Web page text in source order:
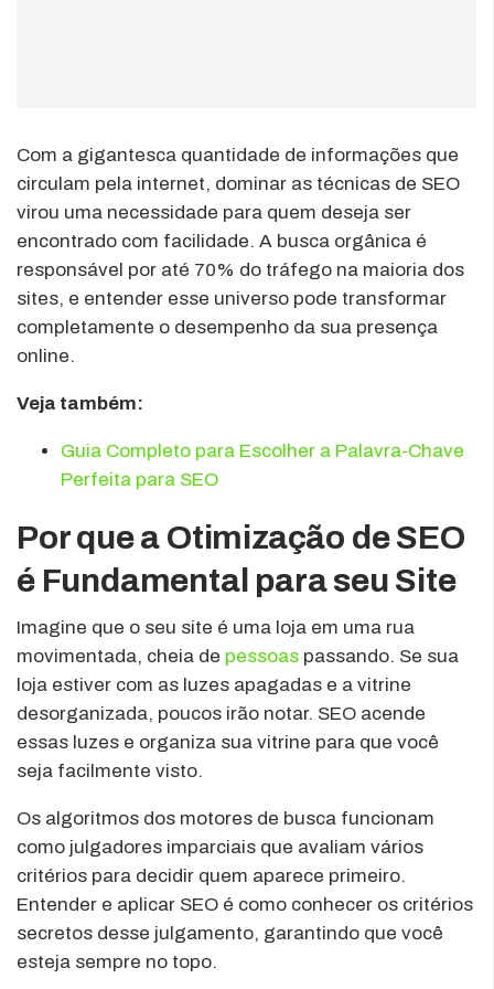
Com a gigantesca quantidade de informações que
circulam pela internet, dominar as técnicas de SEO
virou uma necessidade para quem deseja ser
encontrado com facilidade. A busca orgânica é
responsável por até 70% do tráfego na maioria dos
sites, e entender esse universo pode transformar
completamente o desempenho da sua presença
online.
Veja também:
Guia Completo para Escolher a Palavra-Chave
Perfeita para SEO
Por que a Otimização de SEO
é Fundamental para seu Site
Imagine que o seu site é uma loja em uma rua
movimentada, cheia de pessoas passando. Se sua
loja estiver com as luzes apagadas e a vitrine
desorganizada, poucos irão notar. SEO acende
essas luzes e organiza sua vitrine para que você
seja facilmente visto.
Os algoritmos dos motores de busca funcionam
como julgadores imparciais que avaliam vários
critérios para decidir quem aparece primeiro.
Entender e aplicar SEO é como conhecer os critérios
secretos desse julgamento, garantindo que você
esteja sempre no topo.